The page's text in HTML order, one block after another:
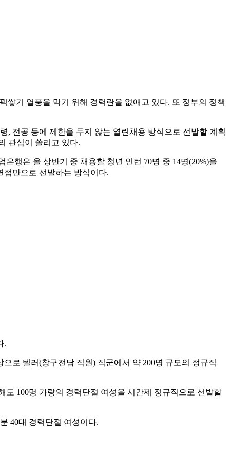
쌓기 열풍을 막기 위해 경력란을 없애고 있다. 또 정부의 정책
, 전공 등에 제한을 두지 않는 열린채용 방식으로 선발할 계획
관심이 쏠리고 있다.
행은 올 상반기 중 채용할 청년 인턴 70명 중 14명(20%)을
만으로 선발하는 방식이다.
.
로 텔러(창구전담 직원) 직군에서 약 200명 규모의 정규직
100명 가량의 경력단절 여성을 시간제 정규직으로 선발할
40대 경력단절 여성이다.